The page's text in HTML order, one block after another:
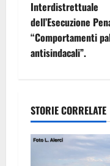
g
a
z
o
n
Interdistrettuale
dell’Esecuzione
“Comportamenti
antisindacali”.
STORIE CORRELATE